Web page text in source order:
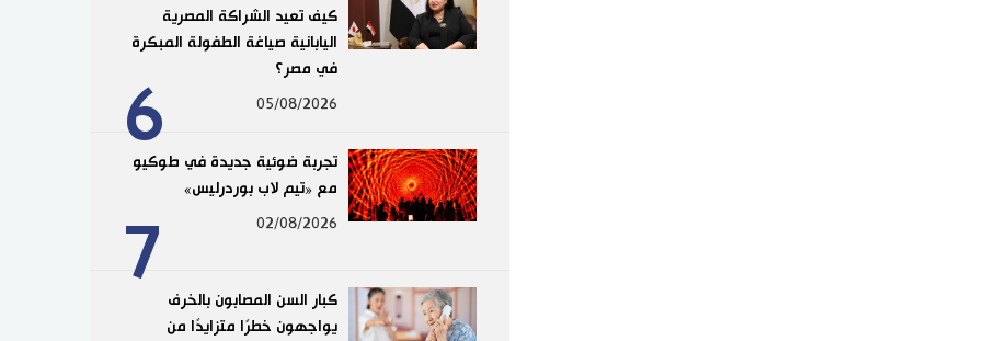
6
كيف تعيد الشراكة المصرية
اليابانية صياغة الطفولة المبكرة
في مصر؟
05/08/2026
7
تجربة ضوئية جديدة في طوكيو
مع «تيم لاب بوردرليس»
02/08/2026
كبار السن المصابون بالخرف
يواجهون خطرًا متزايدًا من